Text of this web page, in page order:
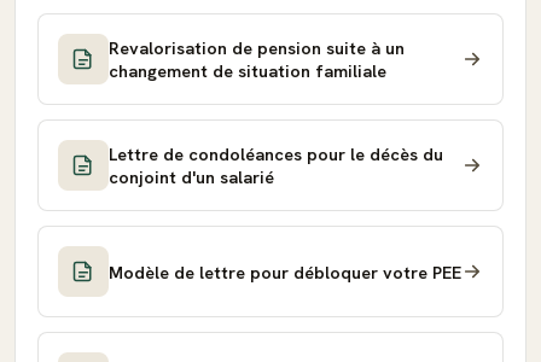
Revalorisation de pension suite à un
changement de situation familiale
Lettre de condoléances pour le décès du
conjoint d'un salarié
Modèle de lettre pour débloquer votre PEE